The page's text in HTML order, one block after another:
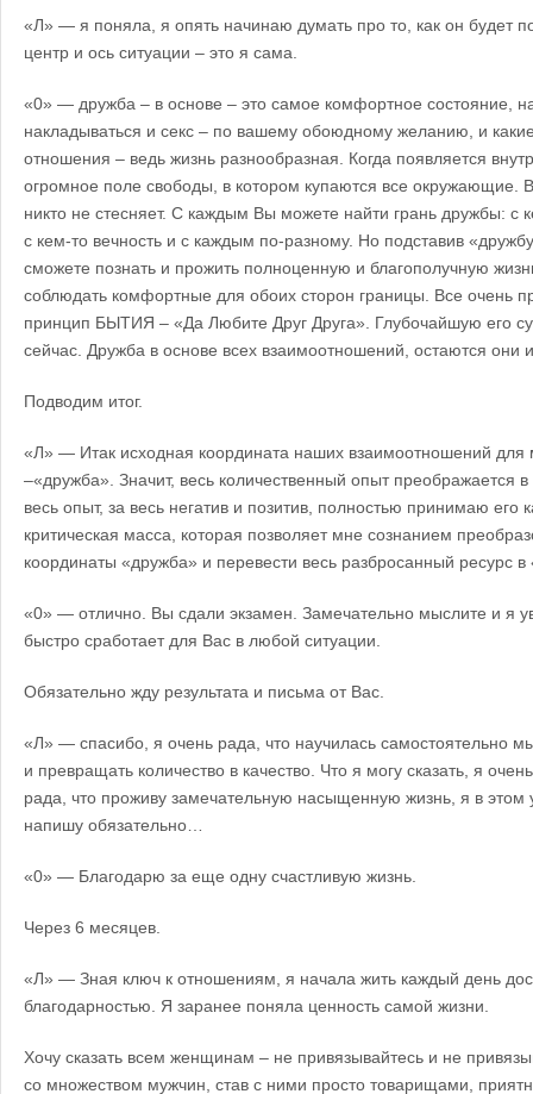
«Л» — я поняла, я опять начинаю думать про то, как он будет
центр и ось ситуации – это я сама.
«0» — дружба – в основе – это самое комфортное состояние,
накладываться и секс – по вашему обоюдному желанию, и
отношения – ведь жизнь разнообразная. Когда появляется
огромное поле свободы, в котором купаются все окружающие.
никто не стесняет. С каждым Вы можете найти грань дружбы: с
с кем-то вечность и с каждым по-разному. Но подставив
сможете познать и прожить полноценную и благополучную
соблюдать комфортные для обоих сторон границы. Все очень
принцип БЫТИЯ – «Да Любите Друг Друга». Глубочайшую его
сейчас. Дружба в основе всех взаимоотношений, остаются они
Подводим итог.
«Л» — Итак исходная координата наших взаимоотношений для
–«дружба». Значит, весь количественный опыт преображается в
весь опыт, за весь негатив и позитив, полностью принимаю его
критическая масса, которая позволяет мне сознанием
координаты «дружба» и перевести весь разбросанный ресурс
«0» — отлично. Вы сдали экзамен. Замечательно мыслите и я
быстро сработает для Вас в любой ситуации.
Обязательно жду результата и письма от Вас.
«Л» — спасибо, я очень рада, что научилась самостоятельно
и превращать количество в качество. Что я могу сказать, я
рада, что проживу замечательную насыщенную жизнь, я в этом
напишу обязательно…
«0» — Благодарю за еще одну счастливую жизнь.
Через 6 месяцев.
«Л» — Зная ключ к отношениям, я начала жить каждый день
благодарностью. Я заранее поняла ценность самой жизни.
Хочу сказать всем женщинам – не привязывайтесь и не
со множеством мужчин, став с ними просто товарищами,